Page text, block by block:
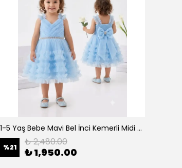
1-5 Yaş Bebe Mavi Bel İnci Kemerli Midi Boy Arkası Lastikli Tütü Bebe Abiye
%21 ₺ 2,480.00
₺ 1,950.00